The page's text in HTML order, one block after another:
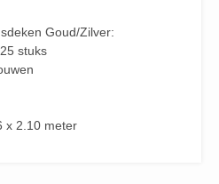
Goud/Zilver:
stuks
x 2.10 meter